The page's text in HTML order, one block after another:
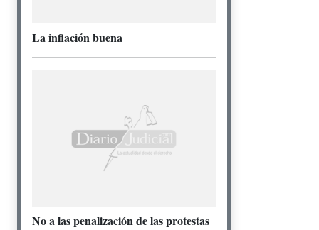
La inflación buena
No a las penalización de las protestas